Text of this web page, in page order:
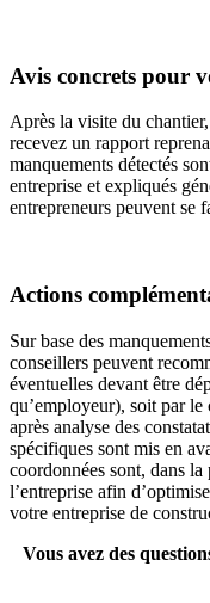
Avis concrets pour
Après la visite du
recevez un rapport
manquements détectés
entreprise et expliqués
entrepreneurs peuvent se
Actions
Sur base des
conseillers peuvent
éventuelles devant être
qu’employeur), soit par
après analyse des
spécifiques sont mis en
coordonnées sont, dans
l’entreprise afin
votre entreprise de
Vous avez des